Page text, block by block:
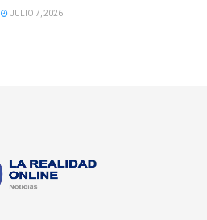
JULIO 7, 2026